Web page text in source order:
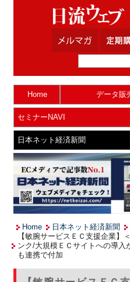
Home データ販
セミナーNAVI
日本ネット経済新聞
Home 日本ネット経済新聞
【敏腕サービスＥＣ支援企業】
ンク/大規模ＥＣサイトへの導入
も連携で付加